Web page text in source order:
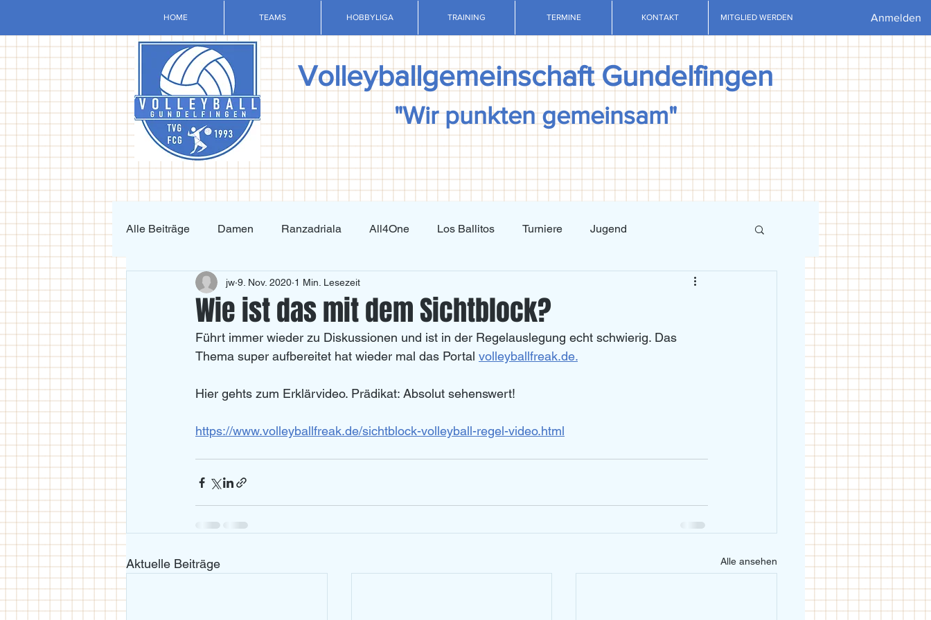
HOME TEAMS HOBBYLIGA TRAINING TERMINE KONTAKT MITGLIED WERDEN Anmelden
Volleyballgemeinschaft Gundelfingen
"Wir punkten gemeinsam"
Alle Beiträge Damen Ranzadriala All4One Los Ballitos Turniere Jugend
Krafttraining und Vorbereitung Techniktraining
U11/U12 U14 Left Overs U 20
Wie ist das mit dem Sichtblock?
jw 9. Nov. 2020 1 Min. Lesezeit
Führt immer wieder zu Diskussionen und ist in der Regelauslegung echt schwierig. Das
Thema super aufbereitet hat wieder mal das Portal volleyballfreak.de.
Hier gehts zum Erklärvideo. Prädikat: Absolut sehenswert!
https://www.volleyballfreak.de/sichtblock-volleyball-regel-video.html
Aktuelle Beiträge Alle ansehen